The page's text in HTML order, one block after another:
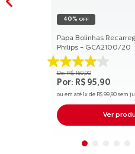
40% OFF
Papa Bolinhas
Philips - GCA2100/20
4.1
de
5
estrelas.
17
avaliações
R$ 159,90
R$ 95,90
ou em até 1 x de R$ 99,90sem
Ver